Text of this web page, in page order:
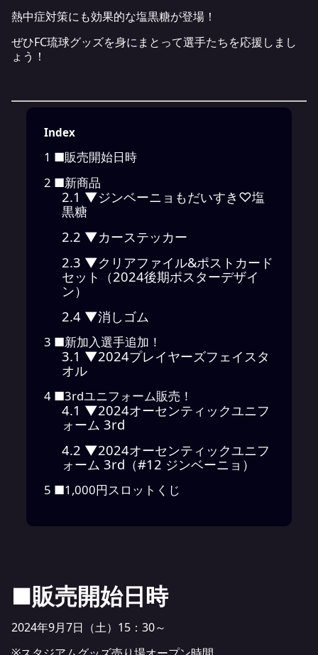
熱中症対策にも効果的な塩黒糖が登場！
ぜひFC琉球グッズを身にまとって選手たちを応援しまし
ょう！
Index
1 ■販売開始日時
2 ■新商品
2.1 ▼ジンベーニョもだいすき♡塩
黒糖
2.2 ▼カーステッカー
2.3 ▼クリアファイル&ポストカード
セット（2024後期ポスターデザイ
ン）
2.4 ▼消しゴム
3 ■新加入選手追加！
3.1 ▼2024プレイヤーズフェイスタ
オル
4 ■3rdユニフォーム販売！
4.1 ▼2024オーセンティックユニフ
ォーム 3rd
4.2 ▼2024オーセンティックユニフ
ォーム 3rd（#12 ジンベーニョ）
5 ■1,000円スロットくじ
■販売開始日時
2024年9月7日（土）15：30～